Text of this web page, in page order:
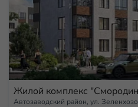
Жилой комплекс
Автозаводский район, ул.